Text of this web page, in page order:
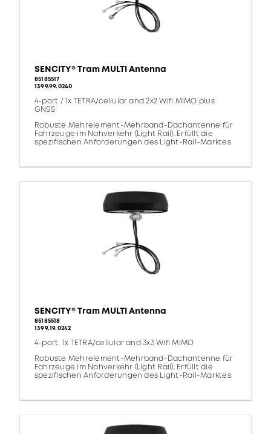
SENCITY® Tram MULTI Antenna
85185517
1399.99.0240
4-port / 1x TETRA/cellular and 2x2 Wifi MIMO plus
GNSS
Robuste Mehrelement-Mehrband-Dachantenne für
Fahrzeuge im Nahverkehr (Light Rail). Erfüllt die
spezifischen Anforderungen des Light-Rail-Marktes.
SENCITY® Tram MULTI Antenna
85185518
1399.19.0242
4-port, 1x TETRA/cellular and 3x3 Wifi MIMO
Robuste Mehrelement-Mehrband-Dachantenne für
Fahrzeuge im Nahverkehr (Light Rail). Erfüllt die
spezifischen Anforderungen des Light-Rail-Marktes.